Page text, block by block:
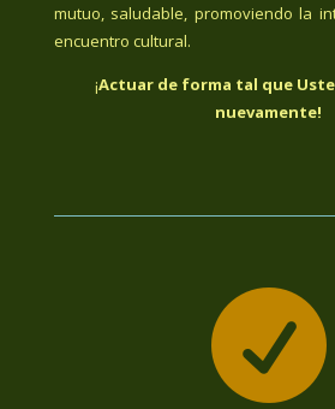
mutuo, saludable, promoviendo la
encuentro cultural.
¡Actuar de forma tal que
nuevamente!
